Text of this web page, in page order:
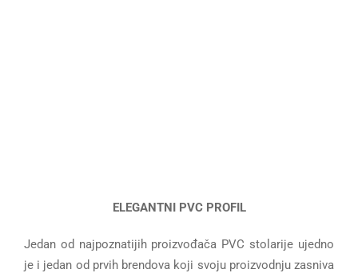
ELEGANTNI PVC PROFIL
Jedan od najpoznatijih proizvođača PVC stolarije ujedno
je i jedan od prvih brendova koji svoju proizvodnju zasniva